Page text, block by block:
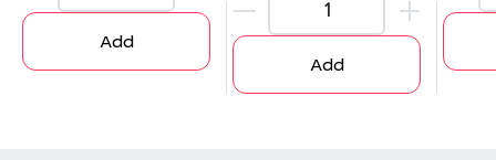
Add
Add